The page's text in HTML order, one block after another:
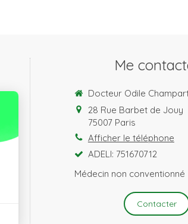
Me
Docteur Odile
28 Rue Barbet de Jouy
75007 Paris
Afficher le téléphone
ADELI: 751670712
Médecin non conventionné
Contacter